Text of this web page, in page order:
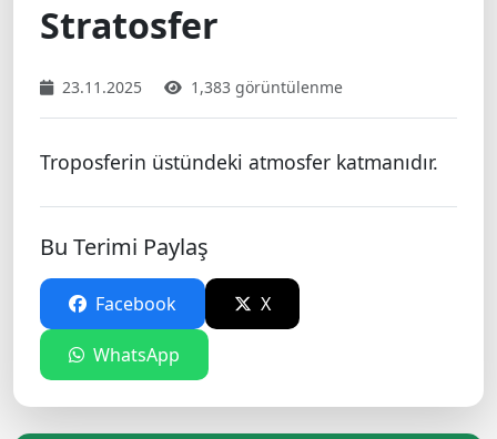
Stratosfer
23.11.2025 1,383 görüntülenme
Troposferin üstündeki atmosfer katmanıdır.
Bu Terimi Paylaş
Facebook X
WhatsApp